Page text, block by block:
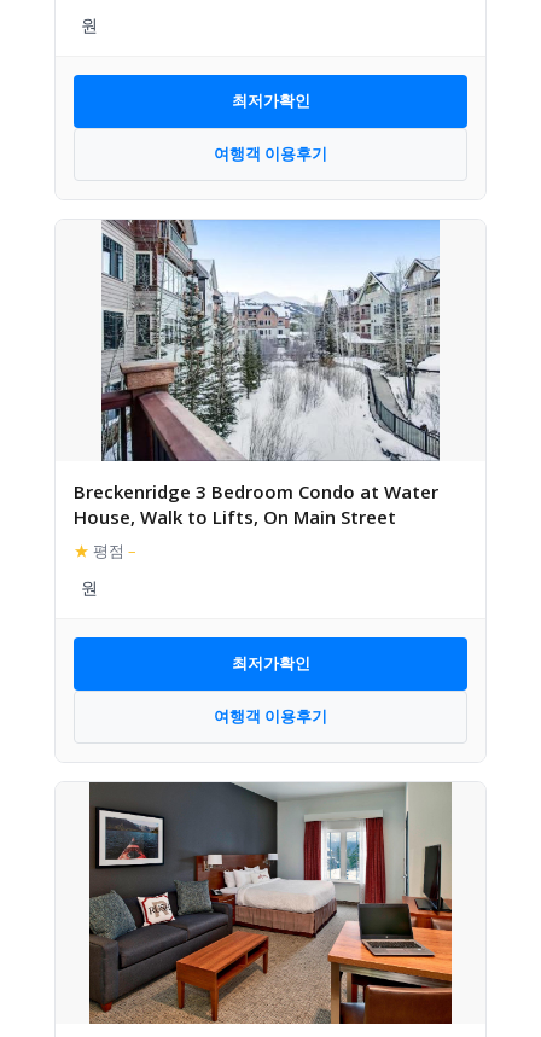
최저가확인
여행객 이용후기
Breckenridge 3 Bedroom Condo at Water
House, Walk to Lifts, On Main Street
★ 평점 –
최저가확인
여행객 이용후기